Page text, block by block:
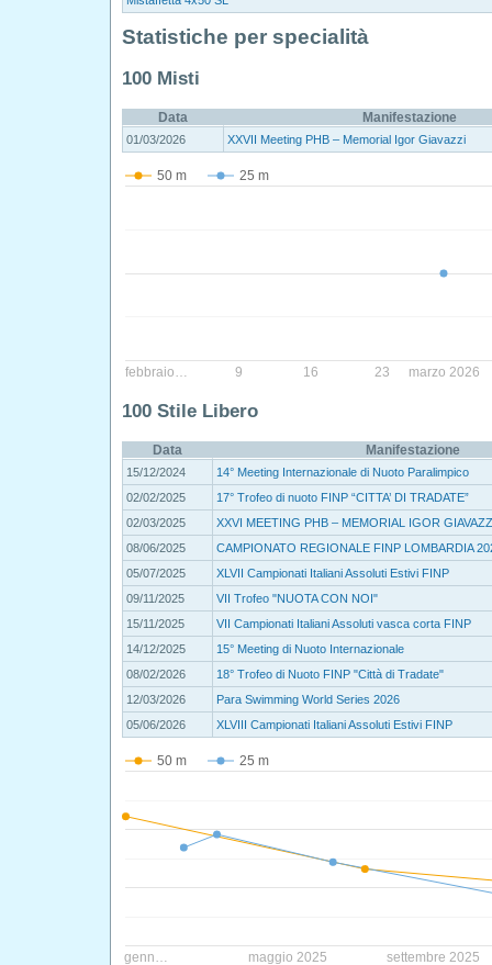
Statistiche per specialità
100 Misti
Data Manifestazione
01/03/2026 XXVII Meeting PHB – Memorial Igor Giavazzi
50 m 25 m
febbraio… marzo 2026
9 16 23
100 Stile Libero
Data Manifestazione
15/12/2024
14° Meeting Internazionale di Nuoto Paralimpico
02/02/2025
17° Trofeo di nuoto FINP “CITTA’ DI TRADATE”
02/03/2025
XXVI MEETING PHB – MEMORIAL IGOR
08/06/2025
CAMPIONATO REGIONALE FINP LOMBARDIA
05/07/2025
XLVII Campionati Italiani Assoluti Estivi FINP
09/11/2025
VII Trofeo "NUOTA CON NOI"
15/11/2025
VII Campionati Italiani Assoluti vasca corta FINP
14/12/2025
15° Meeting di Nuoto Internazionale
08/02/2026
18° Trofeo di Nuoto FINP "Città di Tradate"
12/03/2026
Para Swimming World Series 2026
05/06/2026
XLVIII Campionati Italiani Assoluti Estivi FINP
50 m 25 m
genn… maggio 2025 settembre 2025